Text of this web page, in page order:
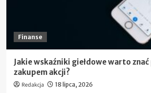
Finanse
Jakie wskaźniki giełdowe warto znać
zakupem akcji?
Redakcja 18 lipca, 2026